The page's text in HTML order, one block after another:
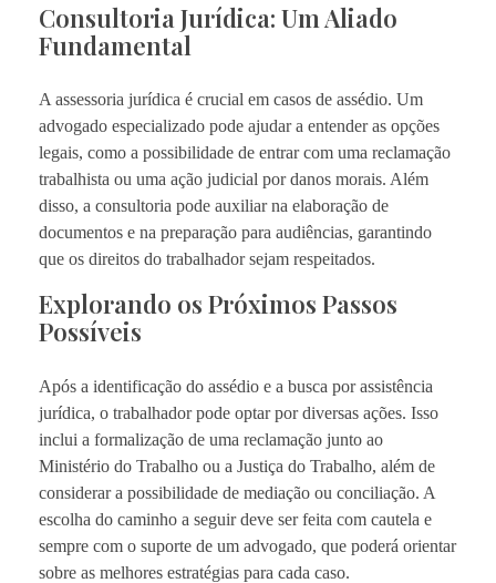
Consultoria Jurídica: Um Aliado
Fundamental
A assessoria jurídica é crucial em casos de assédio. Um
advogado especializado pode ajudar a entender as opções
legais, como a possibilidade de entrar com uma reclamação
trabalhista ou uma ação judicial por danos morais. Além
disso, a consultoria pode auxiliar na elaboração de
documentos e na preparação para audiências, garantindo
que os direitos do trabalhador sejam respeitados.
Explorando os Próximos Passos
Possíveis
Após a identificação do assédio e a busca por assistência
jurídica, o trabalhador pode optar por diversas ações. Isso
inclui a formalização de uma reclamação junto ao
Ministério do Trabalho ou a Justiça do Trabalho, além de
considerar a possibilidade de mediação ou conciliação. A
escolha do caminho a seguir deve ser feita com cautela e
sempre com o suporte de um advogado, que poderá orientar
sobre as melhores estratégias para cada caso.